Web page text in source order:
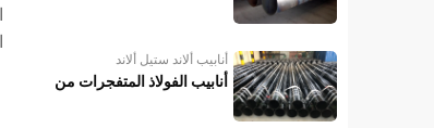
أنابيب ألاند ستيل ألاند
أنابيب الفولاذ المتفجرات من